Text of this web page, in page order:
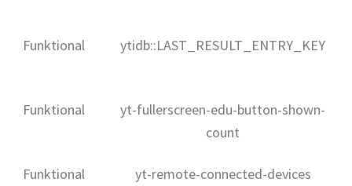
Funktional ytidb::LAST_RESULT_ENTRY_KEY
Funktional
yt-fullerscreen-edu-button-shown-
count
Funktional yt-remote-connected-devices